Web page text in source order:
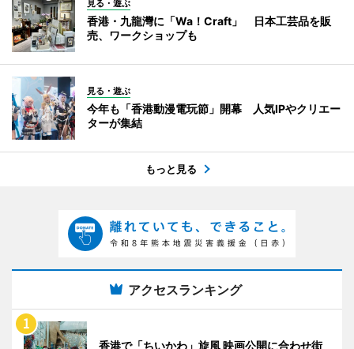
見る・遊ぶ
香港・九龍灣に「Wa！Craft」 日本工芸品を販
売、ワークショップも
見る・遊ぶ
今年も「香港動漫電玩節」開幕 人気IPやクリエー
ターが集結
もっと見る
アクセスランキング
香港で「ちいかわ」旋風 映画公開に合わせ街